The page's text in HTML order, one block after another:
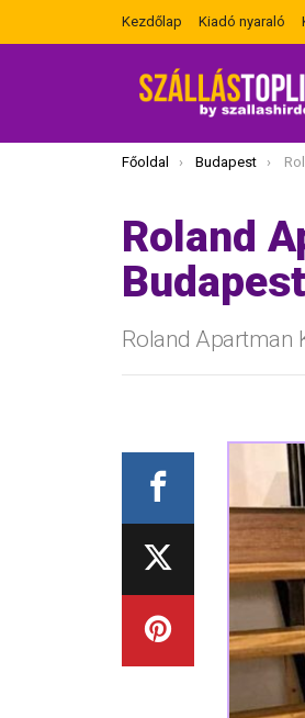
Kezdőlap Kiadó nyaraló
Itt vagy most:
Főoldal Budapest
Roland
Budapest
Roland Apartman